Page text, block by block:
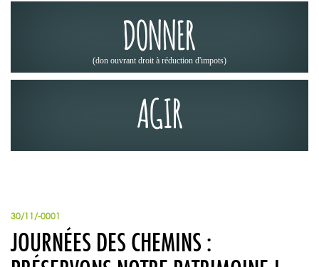
DONNER
(don ouvrant droit à réduction d'impots)
AGIR
30/11/-0001
JOURNÉES DES CHEMINS :